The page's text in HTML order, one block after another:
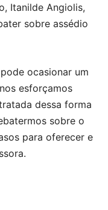
Itanilde Angiolis,
sobre assédio
ocasionar um
esforçamos
dessa forma
sobre o
para oferecer e